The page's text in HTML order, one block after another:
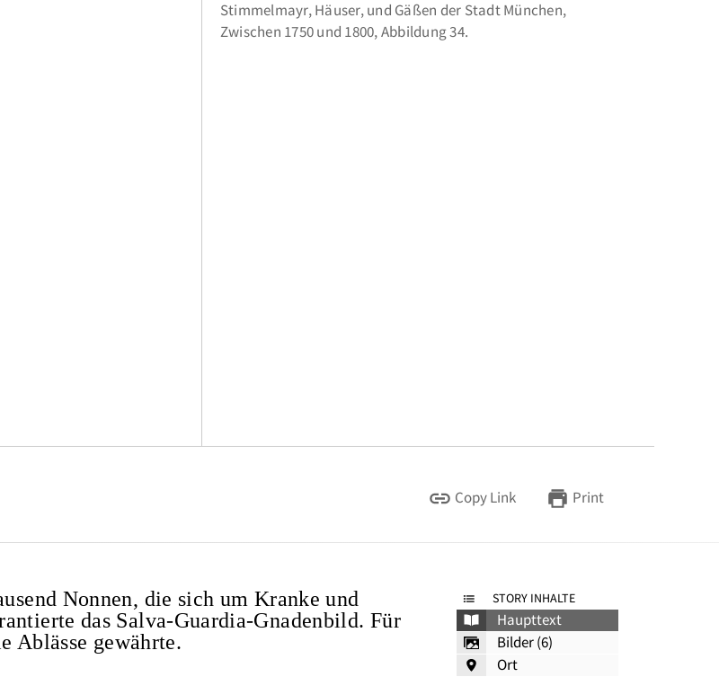
Stimmelmayr, Häuser, und Gäßen der Stadt München,
Zwischen 1750 und 1800, Abbildung 34.
Copy Link Print
STORY INHALTE
Haupttext
Bilder (6)
Ort
Nonnen, die sich um Kranke und
das Salva-Guardia-Gnadenbild. Für
Ablässe gewährte.